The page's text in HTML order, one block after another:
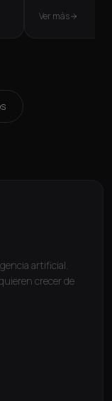
Ver más
artificial.
crecer de